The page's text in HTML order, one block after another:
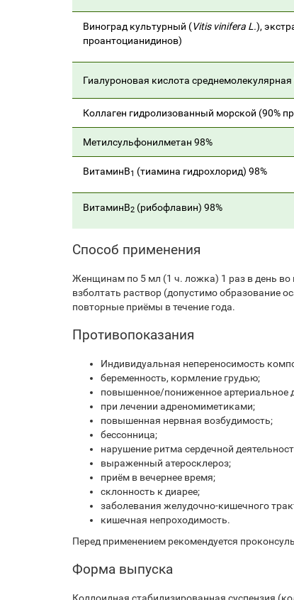
Виноград культурный (Vitis vinifera L.),
проантоцианидинов)
Гиалуроновая кислота среднемолекулярная
Коллаген гидролизованный морской (90%
Метилсульфонилметан 98%
ВитаминВ1 (тиамина гидрохлорид) 98%
ВитаминВ2 (рибофлавин) 98%
Способ применения
Женщинам по 5 мл (1 ч. ложка) 1 раз в день
взболтать раствор (допустимо образование
повторные приёмы в течение года.
Противопоказания
Индивидуальная непереносимость
беременность, кормление грудью;
повышенное/пониженное артериальное
при лечении адреномиметиками;
повышенная нервная возбудимость;
бессонница;
нарушение ритма сердечной
выраженный атеросклероз;
приём в вечернее время;
склонность к диарее;
заболевания желудочно-кишечного
кишечная непроходимость.
Перед применением рекомендуется
Форма выпуска
Коллоидная стабилизированная суспензия